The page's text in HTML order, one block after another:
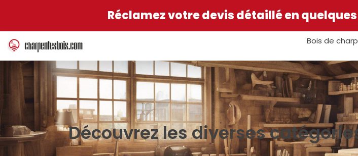
Réclamez votre devis détaillé en
Bois de
Découvrez les diverses